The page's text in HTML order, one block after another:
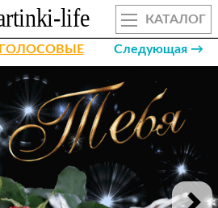
КАТАЛОГ
ГОЛОСОВЫЕ Следующая →